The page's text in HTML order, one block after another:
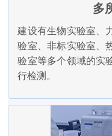
多
建设有生物实验室、
验室、非标实验室、
验室等多个领域的实
行检测。